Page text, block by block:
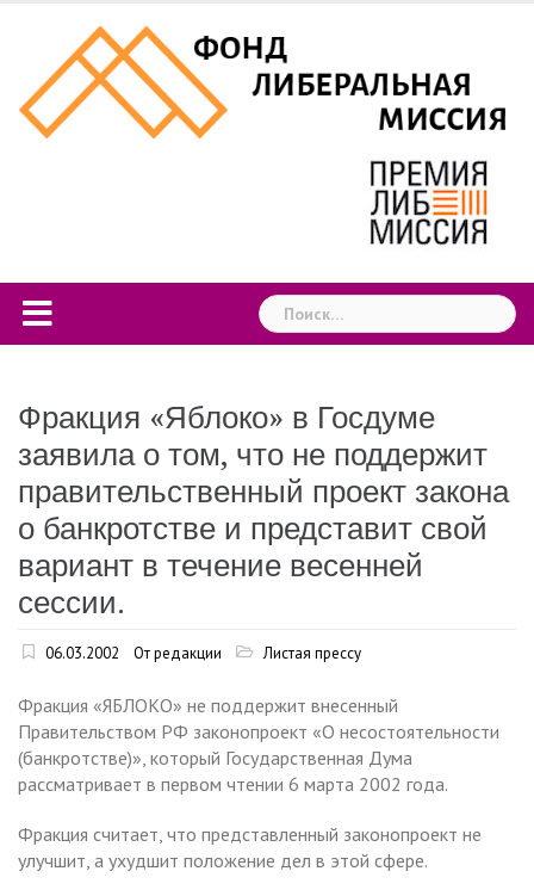
content
Найти:
Фракция «Яблоко» в Госдуме
заявила о том, что не поддержит
правительственный проект закона
о банкротстве и представит свой
вариант в течение весенней
сессии.
06.03.2002 От редакции Листая прессу
Фракция «ЯБЛОКО» не поддержит внесенный
Правительством РФ законопроект «О несостоятельности
(банкротстве)», который Государственная Дума
рассматривает в первом чтении 6 марта 2002 года.
Фракция считает, что представленный законопроект не
улучшит, а ухудшит положение дел в этой сфере.